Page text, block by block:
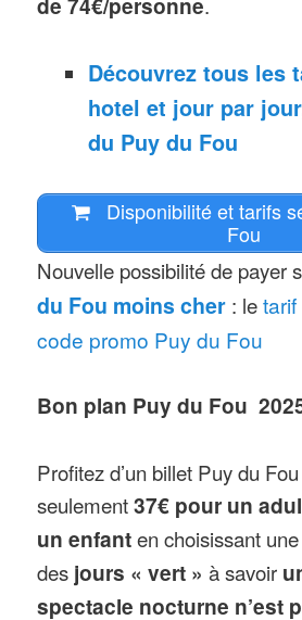
Découvrez tous les
hotel et jour par
du Puy du Fou
Disponibilité et tarifs
Fou
Nouvelle possibilité de payer
du Fou moins cher : le
code promo Puy du Fou
Bon plan Puy du Fou
Profitez d’un billet Puy du
seulement37€ pour un
un enfanten choisissant
des jours « vert » à savoir
spectacle nocturne n’est